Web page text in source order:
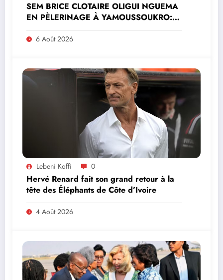
SEM BRICE CLOTAIRE OLIGUI NGUEMA
EN PÈLERINAGE À YAMOUSSOUKRO:LE
MINISTRE PAULIN CLAUDE DANHO
PREND PART À LA CÉRÉMONIE
6 Août 2026
Lebeni Koffi 0
Hervé Renard fait son grand retour à la
tête des Éléphants de Côte d’Ivoire
4 Août 2026